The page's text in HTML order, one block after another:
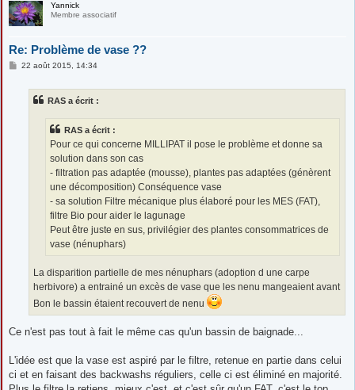
Yannick
Membre associatif
Re: Problème de vase ??
M22 août 2015, 14:34
RAS a écrit :
RAS a écrit :
Pour ce qui concerne MILLIPAT il pose le problème et donne sa
solution dans son cas
- filtration pas adaptée (mousse), plantes pas adaptées (génèrent
une décomposition) Conséquence vase
- sa solution Filtre mécanique plus élaboré pour les MES (FAT),
filtre Bio pour aider le lagunage
Peut être juste en sus, privilégier des plantes consommatrices de
vase (nénuphars)
La disparition partielle de mes nénuphars (adoption d une carpe
herbivore) a entrainé un excès de vase que les nenu mangeaient avant
Bon le bassin étaient recouvert de nenu
Ce n'est pas tout à fait le même cas qu'un bassin de baignade...
L'idée est que la vase est aspiré par le filtre, retenue en partie dans celui
ci et en faisant des backwashs réguliers, celle ci est éliminé en majorité.